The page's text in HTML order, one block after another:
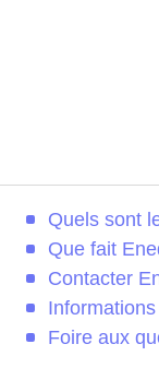
Quels sont
Que fait
Contacter
Foire aux